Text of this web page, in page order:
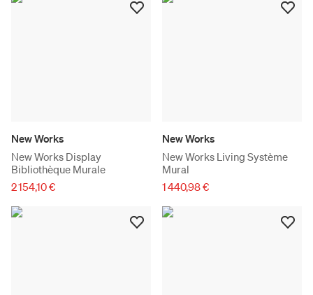
New Works
New Works Display
Bibliothèque Murale
2 154,10 €
New Works
New Works Living Système
Mural
1 440,98 €